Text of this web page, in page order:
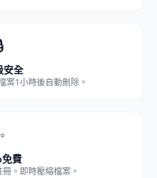
安全
案1小時後自動刪除。
費
。即時壓縮檔案。